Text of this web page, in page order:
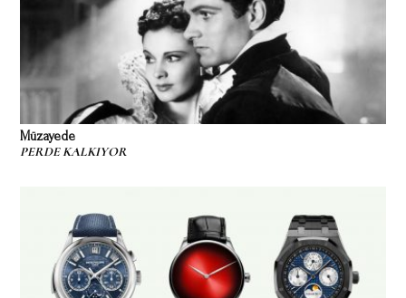
Müzayede
PERDE KALKIYOR